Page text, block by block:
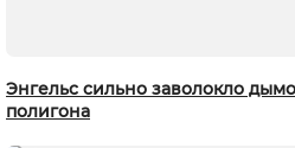
Энгельс сильно заволокло
полигона